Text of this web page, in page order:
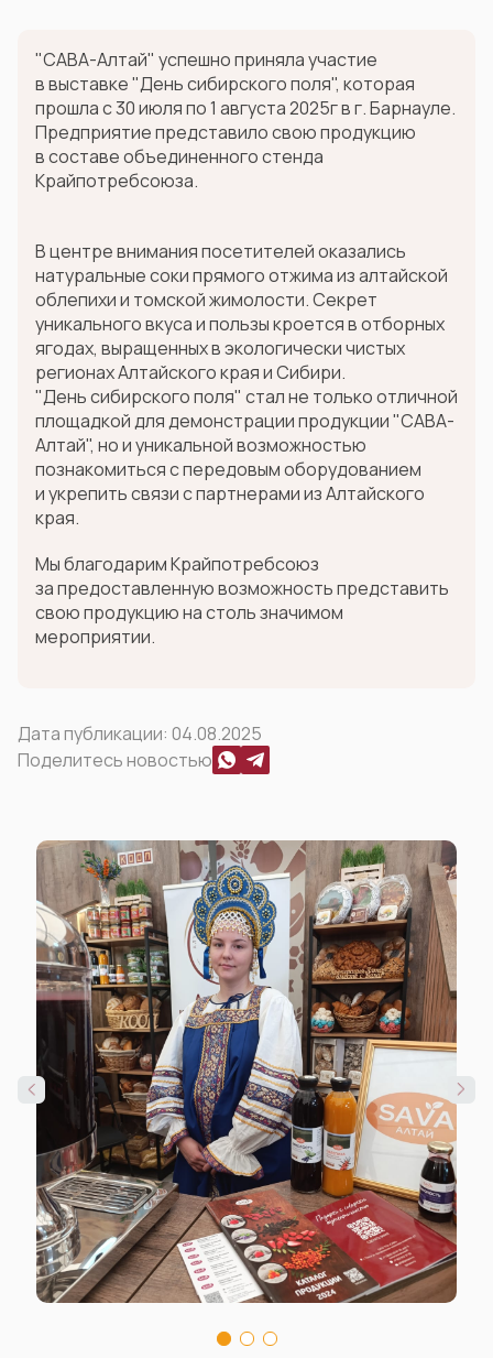
"САВА-Алтай" успешно приняла участие
в выставке "День сибирского поля", которая
прошла с 30 июля по 1 августа 2025г в г. Барнауле.
Предприятие представило свою продукцию
в составе объединенного стенда
Крайпотребсоюза.
В центре внимания посетителей оказались
натуральные соки прямого отжима из алтайской
облепихи и томской жимолости. Секрет
уникального вкуса и пользы кроется в отборных
ягодах, выращенных в экологически чистых
регионах Алтайского края и Сибири.
"День сибирского поля" стал не только отличной
площадкой для демонстрации продукции "САВА-
Алтай", но и уникальной возможностью
познакомиться с передовым оборудованием
и укрепить связи с партнерами из Алтайского
края.
Мы благодарим Крайпотребсоюз
за предоставленную возможность представить
свою продукцию на столь значимом
мероприятии.
Дата публикации: 04.08.2025
Поделитесь новостью